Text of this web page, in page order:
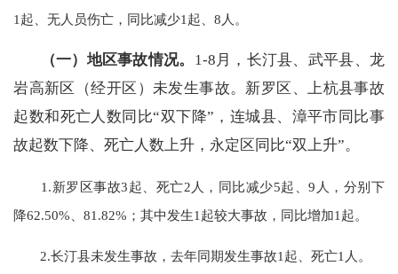
1起、无人员伤亡，同比减少1起、8人。
（一）地区事故情况。 1-8月，长汀县、武平县、龙
岩高新区（经开区）未发生事故。新罗区、上杭县事故
起数和死亡人数同比“双下降”，连城县、漳平市同比事
故起数下降、死亡人数上升，永定区同比“双上升”。
1.新罗区事故3起、死亡2人，同比减少5起、9人，分别下
降62.50%、81.82%；其中发生1起较大事故，同比增加1起。
2.长汀县未发生事故，去年同期发生事故1起、死亡1人。